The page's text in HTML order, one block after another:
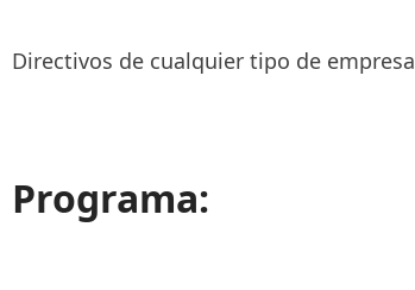
Directivos de cualquier tipo de empresa
Programa: